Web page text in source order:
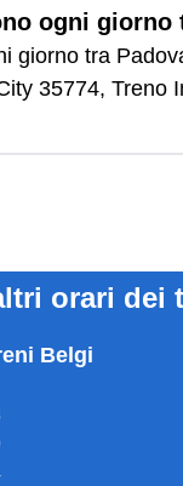
ogni giorno
giorno tra
35774, Treno
orari dei
Belgi